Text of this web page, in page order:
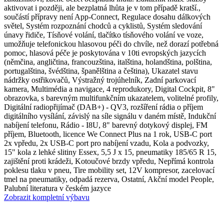
aktivovat i později, ale bezplatná lhůta je v tom případě kratší.,
součástí přípravy není App-Connect, Regulace dosahu dálkových
světel, Systém rozpoznání chodců a cyklistů, Systém sledování
únavy řidiče, Tísňové volání, tlačítko tísňového volání ve voze,
umožňuje telefonickou hlasovou péči do chvíle, než dorazí potřebná
pomoc, hlasová péče je poskytována v 10ti evropských jazycích
(němčina, angličtina, francouzština, italština, holandština, polština,
portugalština, švédština, španělština a čeština), Ukazatel stavu
nádržky ostřikovačů, Výstražný trojúhelník, Zadní parkovací
kamera, Multimédia a navigace, 4 reprodukory, Digital Cockpit, 8"
obrazovka, s barevným multifunkčním ukazatelem, volitelné profily,
Digitální radiopřijímač (DAB+) - QV3, rozšíření rádia o příjem
digitálního vysílání, závislý na síle signálu v daném místě, Indukční
nabíjení telefonu, Rádio - I8U, 8" barevný dotykový displej, FM
příjem, Bluetooth, licence We Connect Plus na 1 rok, USB-C port
2x vpředu, 2x USB-C port pro nabíjení vzadu, Kola a podvozky,
15" kola z lehké slitiny Essex, 5,5 J x 15, pneumatiky 185/65 R 15,
zajištění proti krádeži, Kotoučové brzdy vpředu, Nepřímá kontrola
poklesu tlaku v pneu, Tire mobility set, 12V kompresor, zacelovací
tmel na pneumatiky, odpadá rezerva, Ostatní, Akční model People,
Palubní literatura v českém jazyce
Zobrazit kompletní výbavu